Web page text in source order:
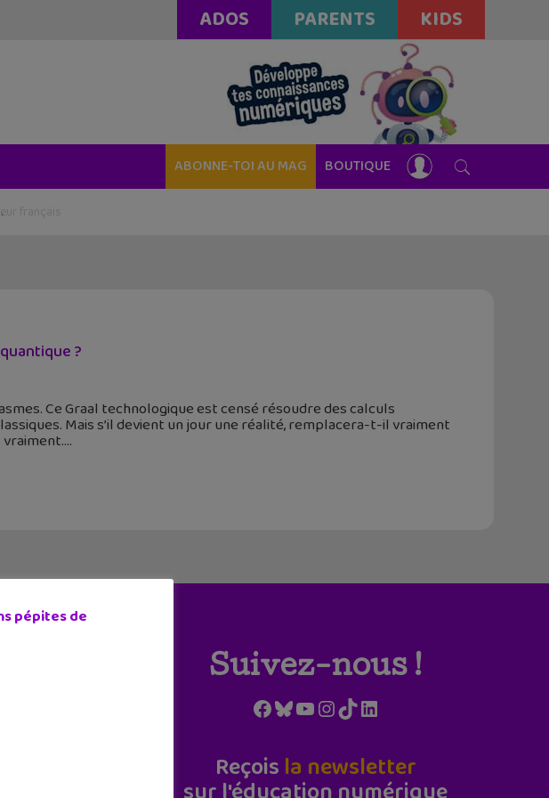
ADOS PARENTS KIDS
ABONNE-TOI AU MAG BOUTIQUE
?
Ce Graal technologique est censé résoudre des calculs
Mais s’il devient un jour une réalité, remplacera-t-il vraiment
vraiment.
Suivez-nous !
Facebook
Bluesky
YouTube
Instagram
TikTokLinkedIn
Reçois la newsletter
pépites de